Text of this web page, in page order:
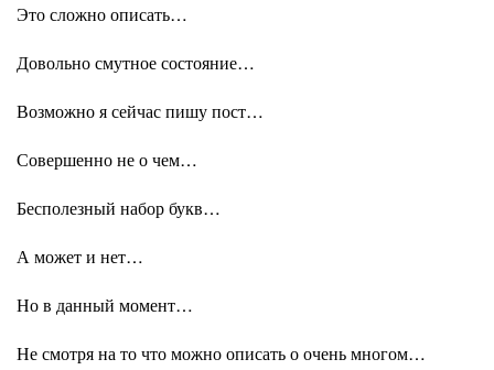
Это сложно описать…
Довольно смутное состояние…
Возможно я сейчас пишу пост…
Совершенно не о чем…
Бесполезный набор букв…
А может и нет…
Но в данный момент…
Не смотря на то что можно описать о очень многом…